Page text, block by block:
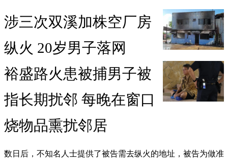
涉三次双溪加株空厂房
纵火 20岁男子落网
裕盛路火患被捕男子被
指长期扰邻 每晚在窗口
烧物品熏扰邻居
数日后，不知名人士提供了被告需去纵火的地址，被告为做准